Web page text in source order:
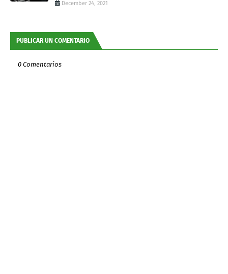
December 24, 2021
PUBLICAR UN COMENTARIO
0 Comentarios